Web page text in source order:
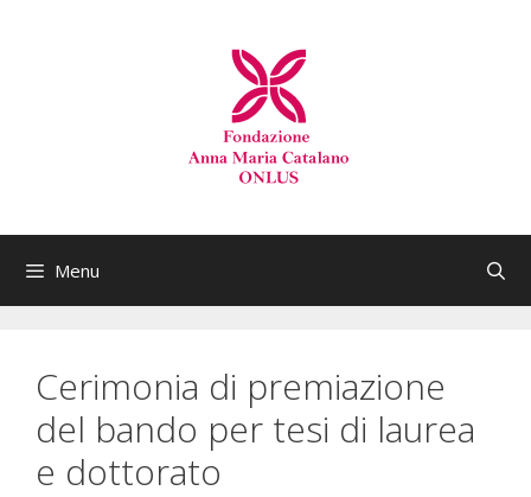
Menu
Cerimonia di premiazione
del bando per tesi di laurea
e dottorato